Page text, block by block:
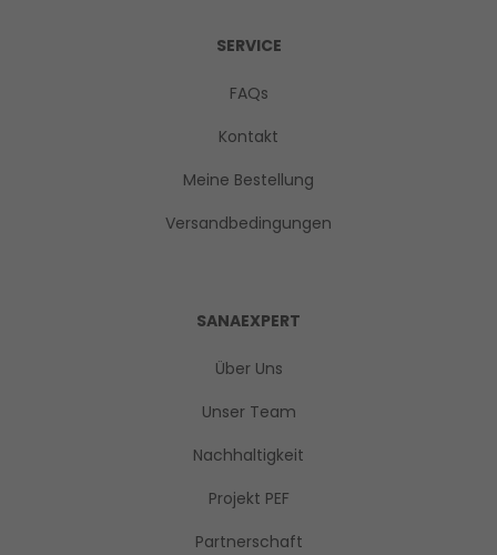
SERVICE
FAQs
Kontakt
Meine Bestellung
Versandbedingungen
SANAEXPERT
Über Uns
Unser Team
Nachhaltigkeit
Projekt PEF
Partnerschaft